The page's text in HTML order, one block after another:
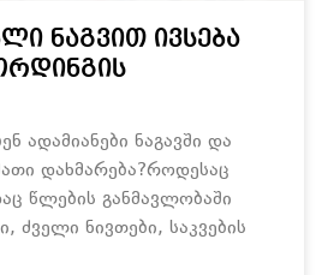
ნაგვით ივსება
ადამიანები ნაგავში და
დახმარება?როდესაც
წლების განმავლობაში
ძველი ნივთები, საკვების